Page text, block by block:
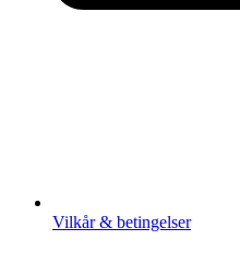
Vilkår & betingelser